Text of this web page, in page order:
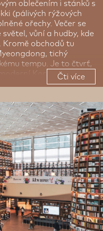
oblečením i stánků s
(pálivých rýžových
ořechy. Večer se
vůní a hudby, kde
Kromě obchodů tu
tichý
tempu. Je to čtvrť,
Koreje.Čti více